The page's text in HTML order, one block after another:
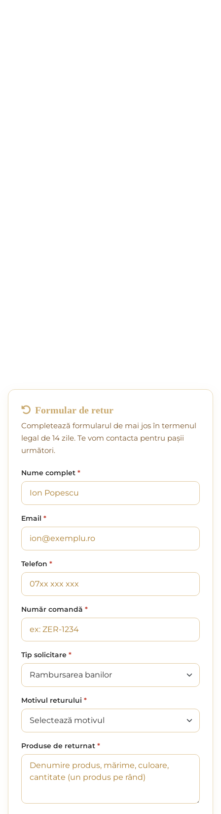
Formular de retur
Completează formularul de mai jos în termenul
legal de 14 zile. Te vom contacta pentru pașii
următori.
Nume complet *
Email *
Telefon *
Număr comandă *
Tip solicitare *
Motivul returului *
Produse de returnat *